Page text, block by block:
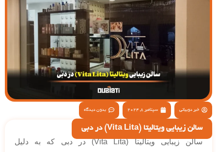
خبر دوبیاتی سپتامبر 8, 2024 بدون دیدگاه
سالن زیبایی ویتالیتا (Vita Lita) در دبی
سالن زیبایی ویتالیتا (Vita Lita) در دبی که به دلیل